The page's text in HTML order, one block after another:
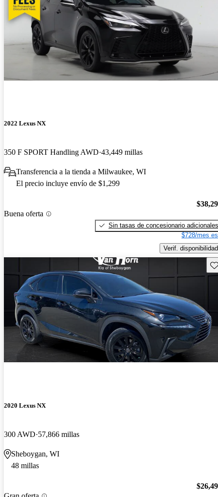
2022 Lexus NX
350 F SPORT Handling AWD 43,449 millas
Transferencia a la tienda a Milwaukee, WI
El precio incluye envío de $1,299
Buena oferta
Sin tasas de concesionario adicionales
$728/mes
Verif. disponibilidad
2020 Lexus NX
300 AWD 57,866 millas
Sheboygan, WI
48 millas